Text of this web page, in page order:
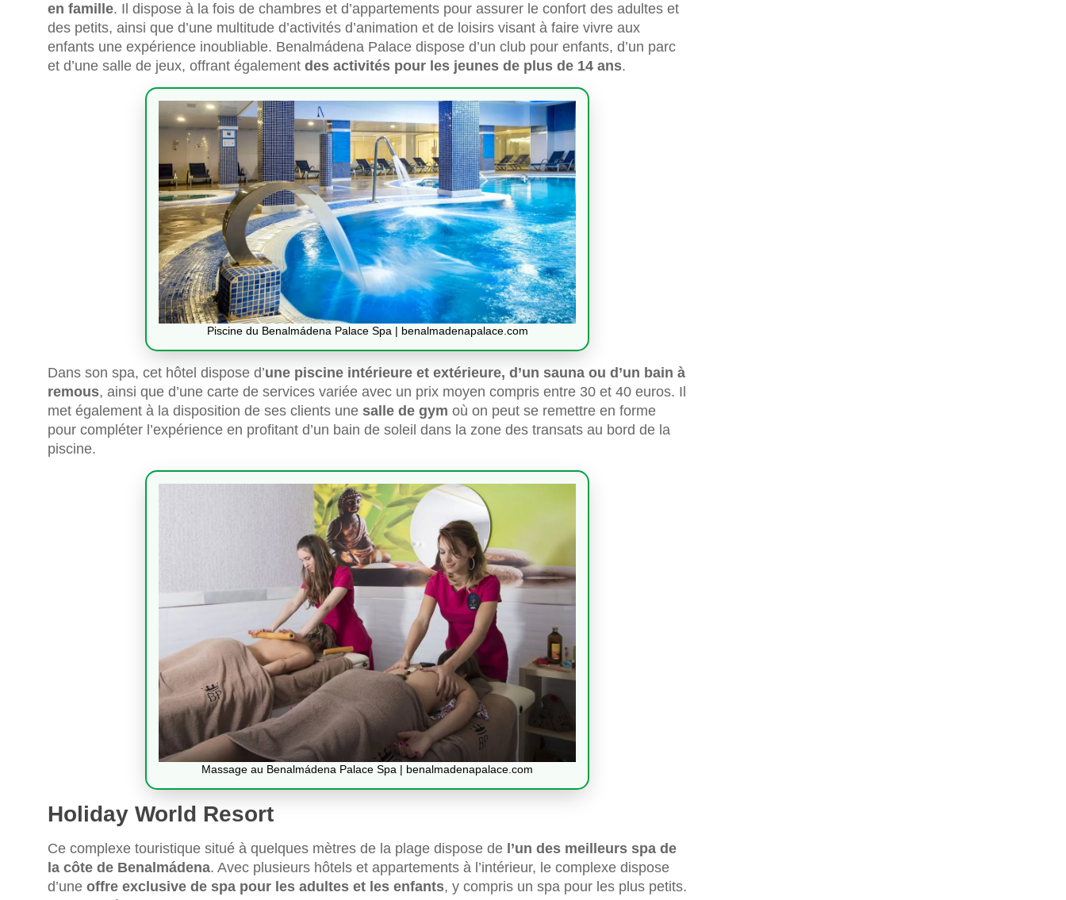
en famille. Il dispose à la fois de chambres et d’appartements pour assurer le confort des adultes et
des petits, ainsi que d’une multitude d’activités d’animation et de loisirs visant à faire vivre aux
enfants une expérience inoubliable. Benalmádena Palace dispose d’un club pour enfants, d’un parc
et d’une salle de jeux, offrant également des activités pour les jeunes de plus de 14 ans.
Piscine du Benalmádena Palace Spa | benalmadenapalace.com
Dans son spa, cet hôtel dispose d’une piscine intérieure et extérieure, d’un sauna ou d’un bain à
remous, ainsi que d’une carte de services variée avec un prix moyen compris entre 30 et 40 euros. Il
met également à la disposition de ses clients une salle de gym où on peut se remettre en forme
pour compléter l’expérience en profitant d’un bain de soleil dans la zone des transats au bord de la
piscine.
Massage au Benalmádena Palace Spa | benalmadenapalace.com
Holiday World Resort
Ce complexe touristique situé à quelques mètres de la plage dispose de l’un des meilleurs spa de
la côte de Benalmádena. Avec plusieurs hôtels et appartements à l’intérieur, le complexe dispose
d’une offre exclusive de spa pour les adultes et les enfants, y compris un spa pour les plus petits.